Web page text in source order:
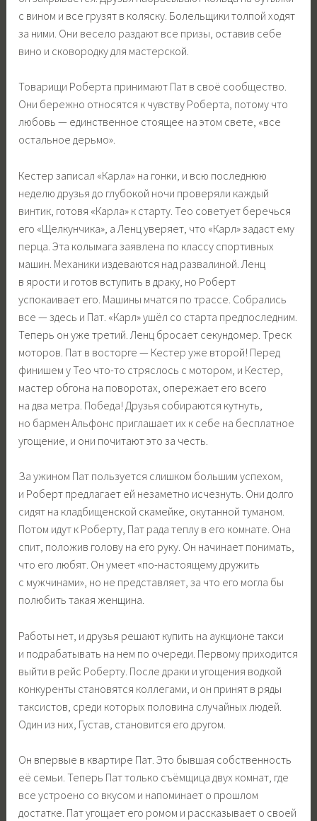
с вином и все грузят в коляску. Болельщики толпой ходят
за ними. Они весело раздают все призы, оставив себе
вино и сковородку для мастерской.
Товарищи Роберта принимают Пат в своё сообщество.
Они бережно относятся к чувству Роберта, потому что
любовь — единственное стоящее на этом свете, «все
остальное дерьмо».
Кестер записал «Карла» на гонки, и всю последнюю
неделю друзья до глубокой ночи проверяли каждый
винтик, готовя «Карла» к старту. Тео советует беречься
его «Щелкунчика», а Ленц уверяет, что «Карл» задаст ему
перца. Эта колымага заявлена по классу спортивных
машин. Механики издеваются над развалиной. Ленц
в ярости и готов вступить в драку, но Роберт
успокаивает его. Машины мчатся по трассе. Собрались
все — здесь и Пат. «Карл» ушёл со старта предпоследним.
Теперь он уже третий. Ленц бросает секундомер. Треск
моторов. Пат в восторге — Кестер уже второй! Перед
финишем у Тео что-то стряслось с мотором, и Кестер,
мастер обгона на поворотах, опережает его всего
на два метра. Победа! Друзья собираются кутнуть,
но бармен Альфонс приглашает их к себе на бесплатное
угощение, и они почитают это за честь.
За ужином Пат пользуется слишком большим успехом,
и Роберт предлагает ей незаметно исчезнуть. Они долго
сидят на кладбищенской скамейке, окутанной туманом.
Потом идут к Роберту, Пат рада теплу в его комнате. Она
спит, положив голову на его руку. Он начинает понимать,
что его любят. Он умеет «по-настоящему дружить
с мужчинами», но не представляет, за что его могла бы
полюбить такая женщина.
Работы нет, и друзья решают купить на аукционе такси
и подрабатывать на нем по очереди. Первому приходится
выйти в рейс Роберту. После драки и угощения водкой
конкуренты становятся коллегами, и он принят в ряды
таксистов, среди которых половина случайных людей.
Один из них, Густав, становится его другом.
Он впервые в квартире Пат. Это бывшая собственность
её семьи. Теперь Пат только съёмщица двух комнат, где
все устроено со вкусом и напоминает о прошлом
достатке. Пат угощает его ромом и рассказывает о своей